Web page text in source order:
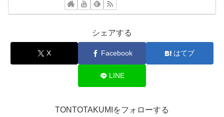
シェアする
X Facebook はてブ
LINE
TONTOTAKUMIをフォローする